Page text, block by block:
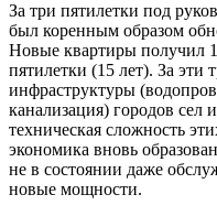
За три пятилетки под
был коренным образом
Новые квартиры получил
пятилетки (15 лет). За эти
инфраструктуры
канализация) городов
техническая сложность
экономика вновь
не в состоянии даже
новые мощности.